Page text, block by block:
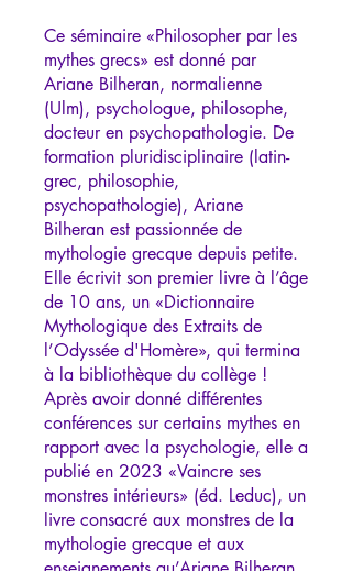
Ce séminaire «Philosopher par les
mythes grecs» est donné par
Ariane Bilheran, normalienne
(Ulm), psychologue, philosophe,
docteur en psychopathologie. De
formation pluridisciplinaire (latin-
grec, philosophie,
psychopathologie), Ariane
Bilheran est passionnée de
mythologie grecque depuis petite.
Elle écrivit son premier livre à l’âge
de 10 ans, un «Dictionnaire
Mythologique des Extraits de
l’Odyssée d'Homère», qui termina
à la bibliothèque du collège !
Après avoir donné différentes
conférences sur certains mythes en
rapport avec la psychologie, elle a
publié en 2023 «Vaincre ses
monstres intérieurs» (éd. Leduc), un
livre consacré aux monstres de la
mythologie grecque et aux